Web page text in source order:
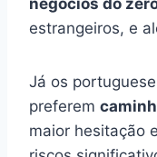
estrangeiros, e
Já os
preferem
maior hesitação